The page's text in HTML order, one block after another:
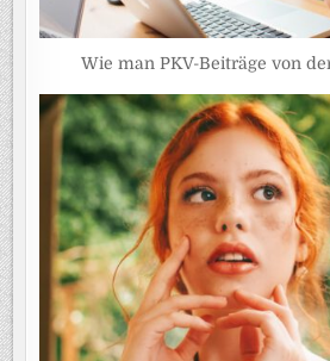
Wie man PKV-Beiträge von